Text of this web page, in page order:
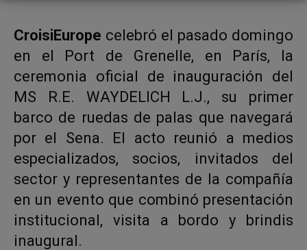
CroisiEurope celebró el pasado domingo
en el Port de Grenelle, en París, la
ceremonia oficial de inauguración del
MS R.E. WAYDELICH L.J., su primer
barco de ruedas de palas que navegará
por el Sena. El acto reunió a medios
especializados, socios, invitados del
sector y representantes de la compañía
en un evento que combinó presentación
institucional, visita a bordo y brindis
inaugural.